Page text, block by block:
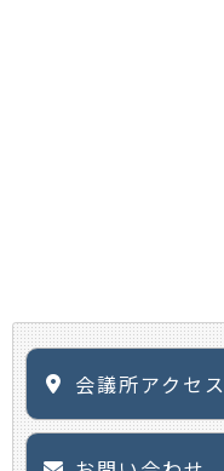
会議所アクセス